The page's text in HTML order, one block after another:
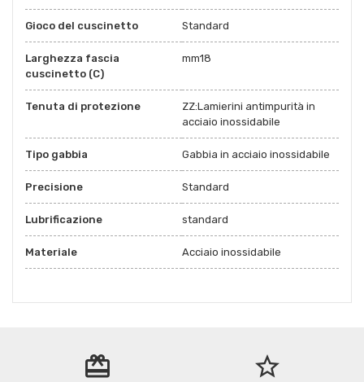
Gioco del cuscinetto Standard
Larghezza fascia
cuscinetto (C)
mm18
Tenuta di protezione
ZZ:Lamierini antimpurità in
acciaio inossidabile
Tipo gabbia Gabbia in acciaio inossidabile
Precisione Standard
Lubrificazione standard
Materiale Acciaio inossidabile
redeem star_border